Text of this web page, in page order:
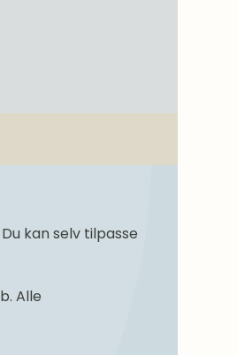
kan selv tilpasse
Alle